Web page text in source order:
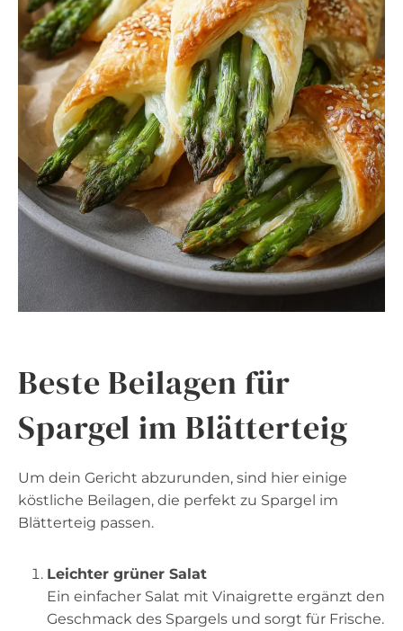
Beste Beilagen für
Spargel im Blätterteig
Um dein Gericht abzurunden, sind hier einige
köstliche Beilagen, die perfekt zu Spargel im
Blätterteig passen.
Leichter grüner Salat
Ein einfacher Salat mit Vinaigrette ergänzt den
Geschmack des Spargels und sorgt für Frische.